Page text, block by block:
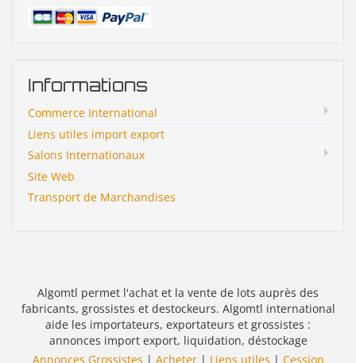
Informations
Commerce International
Liens utiles import export
Salons Internationaux
Site Web
Transport de Marchandises
Algomtl permet l'achat et la vente de lots auprès des
fabricants, grossistes et destockeurs. Algomtl international
aide les importateurs, exportateurs et grossistes :
annonces import export, liquidation, déstockage
Annonces Grossistes | Acheter| Liens utiles | Cession